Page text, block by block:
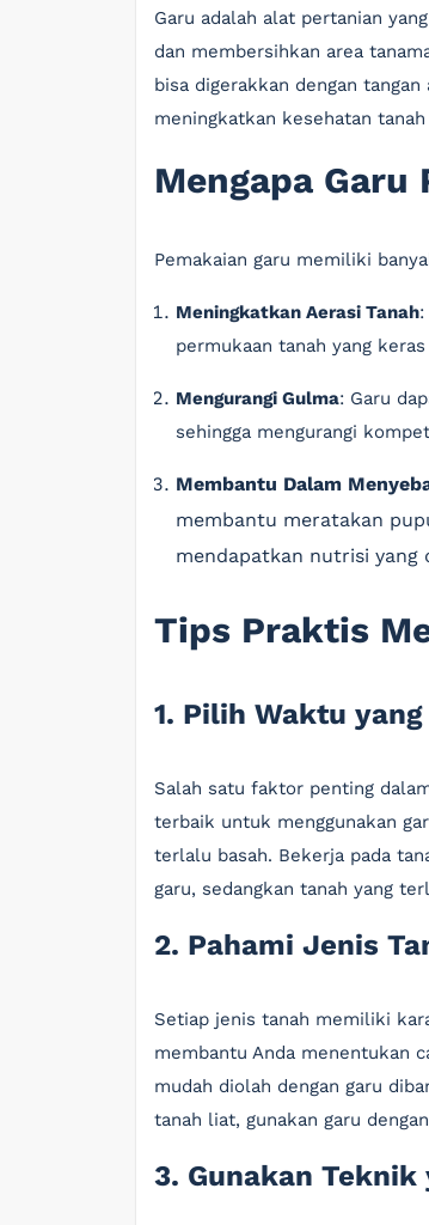
Garu adalah alat pertanian
dan membersihkan area
bisa digerakkan dengan
meningkatkan kesehatan
Mengapa Garu
Pemakaian garu memiliki
Meningkatkan Aerasi Tanah
permukaan tanah yang
Mengurangi Gulma: Garu
sehingga mengurangi
Membantu Dalam
membantu meratakan
mendapatkan nutrisi yang
Tips Praktis
1. Pilih Waktu
Salah satu faktor penting
terbaik untuk menggunakan
terlalu basah. Bekerja pada
garu, sedangkan tanah yang
2. Pahami Jenis
Setiap jenis tanah memiliki
membantu Anda menentukan
mudah diolah dengan garu
tanah liat, gunakan garu
3. Gunakan Teknik